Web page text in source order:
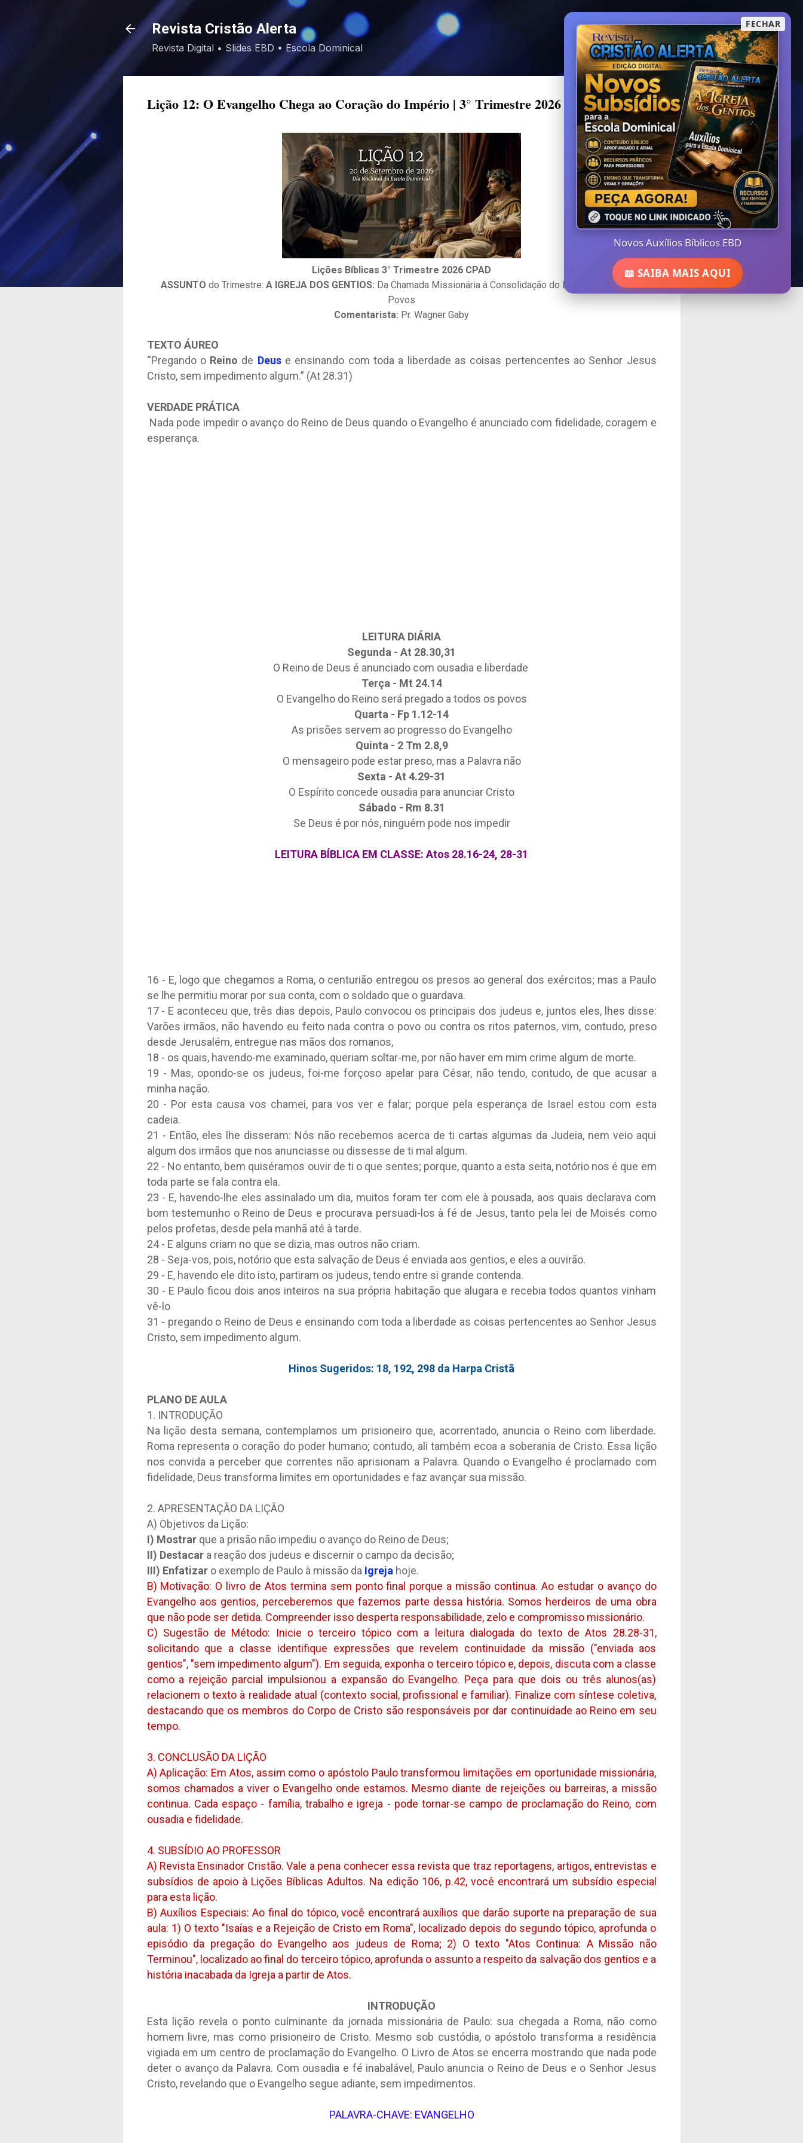
Pular para o conteúdo principal
Revista Cristão Alerta
Revista Digital • Slides EBD • Escola Dominical
Lição 12: O Evangelho Chega ao Coração do Império | 3° Trimestre 2026 CPAD
Lições Bíblicas 3° Trimestre 2026 CPAD
ASSUNTO do Trimestre: A IGREJA DOS GENTIOS: Da Chamada Missionária à Consolidação do Evangelho Entre os
Povos
Comentarista: Pr. Wagner Gaby
TEXTO ÁUREO
“Pregando o Reino de Deus e ensinando com toda a liberdade as coisas pertencentes ao Senhor Jesus
Cristo, sem impedimento algum.” (At 28.31)
VERDADE PRÁTICA
Nada pode impedir o avanço do Reino de Deus quando o Evangelho é anunciado com fidelidade, coragem e
esperança.
LEITURA DIÁRIA
Segunda - At 28.30,31
O Reino de Deus é anunciado com ousadia e liberdade
Terça - Mt 24.14
O Evangelho do Reino será pregado a todos os povos
Quarta - Fp 1.12-14
As prisões servem ao progresso do Evangelho
Quinta - 2 Tm 2.8,9
O mensageiro pode estar preso, mas a Palavra não
Sexta - At 4.29-31
O Espírito concede ousadia para anunciar Cristo
Sábado - Rm 8.31
Se Deus é por nós, ninguém pode nos impedir
LEITURA BÍBLICA EM CLASSE: Atos 28.16-24, 28-31
16 - E, logo que chegamos a Roma, o centurião entregou os presos ao general dos exércitos; mas a Paulo
se lhe permitiu morar por sua conta, com o soldado que o guardava.
17 - E aconteceu que, três dias depois, Paulo convocou os principais dos judeus e, juntos eles, lhes disse:
Varões irmãos, não havendo eu feito nada contra o povo ou contra os ritos paternos, vim, contudo, preso
desde Jerusalém, entregue nas mãos dos romanos,
18 - os quais, havendo-me examinado, queriam soltar-me, por não haver em mim crime algum de morte.
19 - Mas, opondo-se os judeus, foi-me forçoso apelar para César, não tendo, contudo, de que acusar a
minha nação.
20 - Por esta causa vos chamei, para vos ver e falar; porque pela esperança de Israel estou com esta
cadeia.
21 - Então, eles lhe disseram: Nós não recebemos acerca de ti cartas algumas da Judeia, nem veio aqui
algum dos irmãos que nos anunciasse ou dissesse de ti mal algum.
22 - No entanto, bem quiséramos ouvir de ti o que sentes; porque, quanto a esta seita, notório nos é que em
toda parte se fala contra ela.
23 - E, havendo-lhe eles assinalado um dia, muitos foram ter com ele à pousada, aos quais declarava com
bom testemunho o Reino de Deus e procurava persuadi-los à fé de Jesus, tanto pela lei de Moisés como
pelos profetas, desde pela manhã até à tarde.
24 - E alguns criam no que se dizia, mas outros não criam.
28 - Seja-vos, pois, notório que esta salvação de Deus é enviada aos gentios, e eles a ouvirão.
29 - E, havendo ele dito isto, partiram os judeus, tendo entre si grande contenda.
30 - E Paulo ficou dois anos inteiros na sua própria habitação que alugara e recebia todos quantos vinham
vê-lo
31 - pregando o Reino de Deus e ensinando com toda a liberdade as coisas pertencentes ao Senhor Jesus
Cristo, sem impedimento algum.
Hinos Sugeridos: 18, 192, 298 da Harpa Cristã
PLANO DE AULA
1. INTRODUÇÃO
Na lição desta semana, contemplamos um prisioneiro que, acorrentado, anuncia o Reino com liberdade.
Roma representa o coração do poder humano; contudo, ali também ecoa a soberania de Cristo. Essa lição
nos convida a perceber que correntes não aprisionam a Palavra. Quando o Evangelho é proclamado com
fidelidade, Deus transforma limites em oportunidades e faz avançar sua missão.
2. APRESENTAÇÃO DA LIÇÃO
A) Objetivos da Lição:
I) Mostrar que a prisão não impediu o avanço do Reino de Deus;
II) Destacar a reação dos judeus e discernir o campo da decisão;
III) Enfatizaro exemplo de Paulo à missão da Igreja hoje.
B) Motivação: O livro de Atos termina sem ponto final porque a missão continua. Ao estudar o avanço do
Evangelho aos gentios, perceberemos que fazemos parte dessa história. Somos herdeiros de uma obra
que não pode ser detida. Compreender isso desperta responsabilidade, zelo e compromisso missionário.
C) Sugestão de Método: Inicie o terceiro tópico com a leitura dialogada do texto de Atos 28.28-31,
solicitando que a classe identifique expressões que revelem continuidade da missão ("enviada aos
gentios", "sem impedimento algum"). Em seguida, exponha o terceiro tópico e, depois, discuta com a classe
como a rejeição parcial impulsionou a expansão do Evangelho. Peça para que dois ou três alunos(as)
relacionem o texto à realidade atual (contexto social, profissional e familiar). Finalize com síntese coletiva,
destacando que os membros do Corpo de Cristo são responsáveis por dar continuidade ao Reino em seu
tempo.
3. CONCLUSÃO DA LIÇÃO
A) Aplicação: Em Atos, assim como o apóstolo Paulo transformou limitações em oportunidade missionária,
somos chamados a viver o Evangelho onde estamos. Mesmo diante de rejeições ou barreiras, a missão
continua. Cada espaço - família, trabalho e igreja - pode tornar-se campo de proclamação do Reino, com
ousadia e fidelidade.
4. SUBSÍDIO AO PROFESSOR
A) Revista Ensinador Cristão. Vale a pena conhecer essa revista que traz reportagens, artigos, entrevistas e
subsídios de apoio à Lições Bíblicas Adultos. Na edição 106, p.42, você encontrará um subsídio especial
para esta lição.
B) Auxílios Especiais: Ao final do tópico, você encontrará auxílios que darão suporte na preparação de sua
aula: 1) O texto "Isaías e a Rejeição de Cristo em Roma", localizado depois do segundo tópico, aprofunda o
episódio da pregação do Evangelho aos judeus de Roma; 2) O texto "Atos Continua: A Missão não
Terminou", localizado ao final do terceiro tópico, aprofunda o assunto a respeito da salvação dos gentios e a
história inacabada da Igreja a partir de Atos.
INTRODUÇÃO
Esta lição revela o ponto culminante da jornada missionária de Paulo: sua chegada a Roma, não como
homem livre, mas como prisioneiro de Cristo. Mesmo sob custódia, o apóstolo transforma a residência
vigiada em um centro de proclamação do Evangelho. O Livro de Atos se encerra mostrando que nada pode
deter o avanço da Palavra. Com ousadia e fé inabalável, Paulo anuncia o Reino de Deus e o Senhor Jesus
Cristo, revelando que o Evangelho segue adiante, sem impedimentos.
PALAVRA-CHAVE: EVANGELHO
FECHAR
Novos Auxílios Bíblicos EBD
📖 SAIBA MAIS AQUI